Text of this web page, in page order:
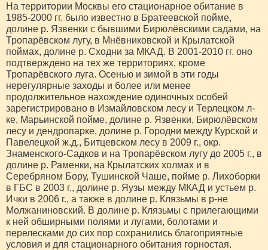
На территории Москвы его стационарное обитание в
1985-2000 гг. было известно в Братеевской пойме,
долине р. Язвенки с бывшими Бирюлёвскими садами, на
Тропарёвском лугу, в Мнёвниковской и Крылатской
поймах, долине р. Сходни за МКАД. В 2001-2010 гг. оно
подтверждено на тех же территориях, кроме
Тропарёвского луга. Осенью и зимой в эти годы
нерегулярные заходы и более или менее
продолжительное нахождение одиночных особей
зарегистрировано в Измайловском лесу и Терлецком л-
ке, Марьинской пойме, долине р. Язвенки, Бирюлёвском
лесу и дендропарке, долине р. Городни между Курской и
Павелецкой ж.д., Битцевском лесу в 2009 г., окр.
Знаменского-Садков и на Тропарёвском лугу до 2005 г., в
долине р. Раменки, на Крылатских холмах и в
Серебряном Бору, Тушинской Чаше, пойме р. Лихоборки
в ГБС в 2003 г., долине р. Яузы между МКАД и устьем р.
Ички в 2006 г., а также в долине р. Клязьмы в р-не
Молжаниновский. В долине р. Клязьмы с прилегающими
к ней обширными полями и лугами, болотами и
перелесками до сих пор сохранились благоприятные
условия и для стационарного обитания горностая.